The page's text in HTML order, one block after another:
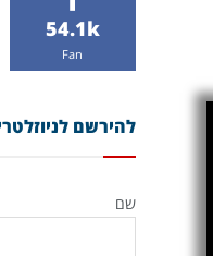
54.1k
Fan
להירשם
שם